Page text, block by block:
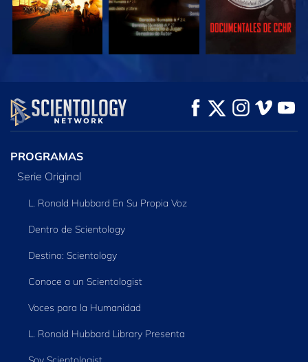
VE
EXPLORA LAS
SERIES
PROGRAMAS
Serie Original
L. Ronald Hubbard En Su Propia Voz
Dentro de Scientology
Destino: Scientology
Conoce a un Scientologist
Voces para la Humanidad
L. Ronald Hubbard Library Presenta